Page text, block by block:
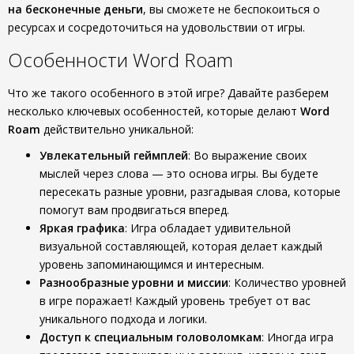
на бесконечные деньги, вы сможете не беспокоиться о
ресурсах и сосредоточиться на удовольствии от игры.
Особенности Word Roam
Что же такого особенного в этой игре? Давайте разберем
несколько ключевых особенностей, которые делают Word
Roam действительно уникальной:
Увлекательный геймплей: Bo выражение своих
мыслей через слова — это основа игры. Вы будете
пересекать разные уровни, разгадывая слова, которые
помогут вам продвигаться вперед.
Яркая графика: Игра обладает удивительной
визуальной составляющей, которая делает каждый
уровень запоминающимся и интересным.
Разнообразные уровни и миссии: Количество уровней
в игре поражает! Каждый уровень требует от вас
уникального подхода и логики.
Доступ к специальным головоломкам: Иногда игра